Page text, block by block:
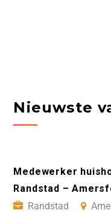
Nieuwste
Medewerker
Randstad –
Randstad